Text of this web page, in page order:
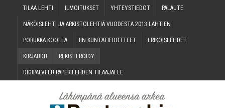
TILAA LEH­TI ILMOI­TUK­SET YHTEYS­TIE­DOT PALAU­TE
NÄKÖIS­LEH­TI JA ARKIS­TO­LEH­TIÄ VUO­DES­TA 2013 LÄHTIEN
PORUK­KA KOOLLA IIN KUN­TA­TIE­DOT­TEET ERI­KOIS­LEH­DET
KIR­JAU­DU REKIS­TE­RÖI­DY
DIGI­PAL­VE­LU PAPE­RI­LEH­DEN TILAAJALLE